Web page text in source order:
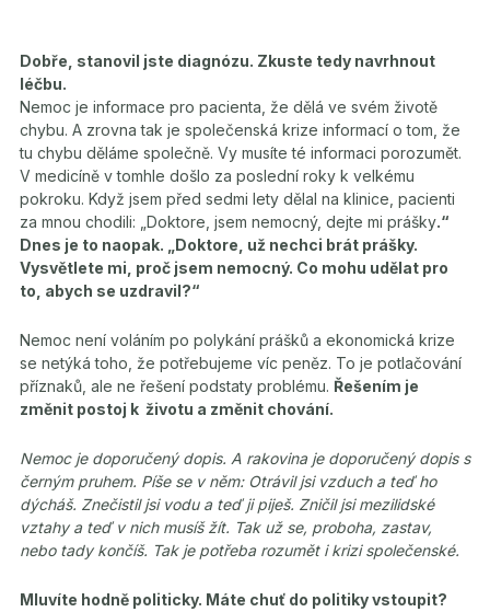
Dobře, stanovil jste diagnózu. Zkuste tedy navrhnout
léčbu.
Nemoc je informace pro pacienta, že dělá ve svém životě
chybu. A zrovna tak je společenská krize informací o tom, že
tu chybu děláme společně. Vy musíte té informaci porozumět.
V medicíně v tomhle došlo za poslední roky k velkému
pokroku. Když jsem před sedmi lety dělal na klinice, pacienti
za mnou chodili: „Doktore, jsem nemocný, dejte mi prášky.“
Dnes je to naopak. „Doktore, už nechci brát prášky.
Vysvětlete mi, proč jsem nemocný. Co mohu udělat pro
to, abych se uzdravil?“
Nemoc není voláním po polykání prášků a ekonomická krize
se netýká toho, že potřebujeme víc peněz. To je potlačování
příznaků, ale ne řešení podstaty problému. Řešením je
změnit postoj k životu a změnit chování.
Nemoc je doporučený dopis. A rakovina je doporučený dopis s
černým pruhem. Píše se v něm: Otrávil jsi vzduch a teď ho
dýcháš. Znečistil jsi vodu a teď ji piješ. Zničil jsi mezilidské
vztahy a teď v nich musíš žít. Tak už se, proboha, zastav,
nebo tady končíš. Tak je potřeba rozumět i krizi společenské.
Mluvíte hodně politicky. Máte chuť do politiky vstoupit?